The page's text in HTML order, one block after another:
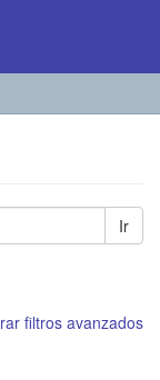
Ir
filtros avanzados